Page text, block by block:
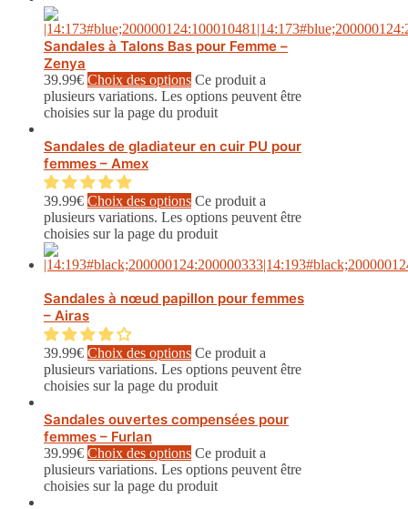
Sandales à Talons Bas pour Femme –
Zenya
39.99€ Choix des options Ce produit a
plusieurs variations. Les options peuvent être
choisies sur la page du produit
Sandales de gladiateur en cuir PU pour
femmes – Amex
39.99€ Choix des options Ce produit a
plusieurs variations. Les options peuvent être
choisies sur la page du produit
Sandales à nœud papillon pour femmes
– Airas
39.99€ Choix des options Ce produit a
plusieurs variations. Les options peuvent être
choisies sur la page du produit
Sandales ouvertes compensées pour
femmes – Furlan
39.99€ Choix des options Ce produit a
plusieurs variations. Les options peuvent être
choisies sur la page du produit